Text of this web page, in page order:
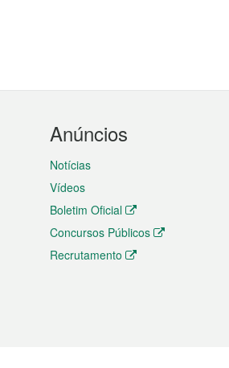
Anúncios
Notícias
Vídeos
Boletim Oficial
Concursos Públicos
Recrutamento